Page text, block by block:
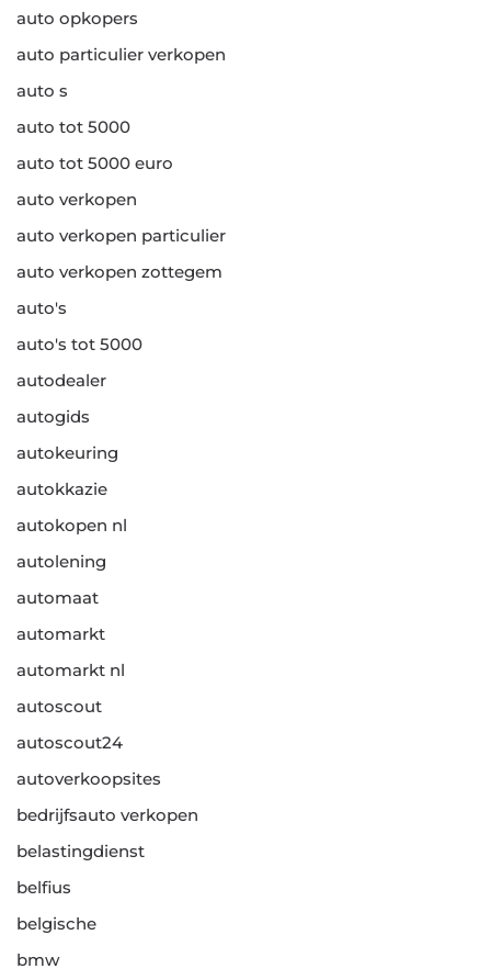
auto opkopers
auto particulier verkopen
auto s
auto tot 5000
auto tot 5000 euro
auto verkopen
auto verkopen particulier
auto verkopen zottegem
auto's
auto's tot 5000
autodealer
autogids
autokeuring
autokkazie
autokopen nl
autolening
automaat
automarkt
automarkt nl
autoscout
autoscout24
autoverkoopsites
bedrijfsauto verkopen
belastingdienst
belfius
belgische
bmw